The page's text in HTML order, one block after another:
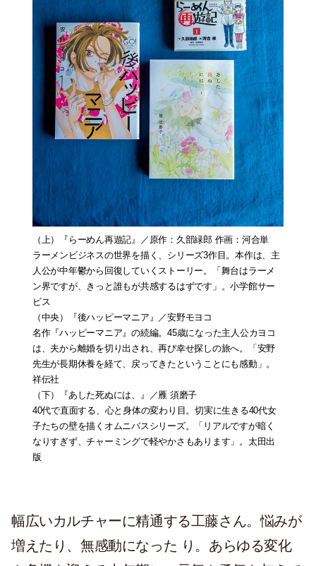
（上） 『らーめん再遊記』
／原作：久部緑郎 作画：河合単
ラーメンビジネスの世界を描く、シリーズ3作目。本作は、主
人公が中年鬱から回復していくストーリー。「舞台はラーメ
ン界ですが、きっと誰もが共感するはずです」。小学館サー
ビス
（中央）
『後ハッピーマニア』 ／安野モヨコ
名作『ハッピーマニア』の続編。45歳になった主人公カヨコ
は、夫から離婚を切り出され、再び幸せ探しの旅へ。「安野
先生が長期休養を経て、戻ってきたということにも感動」。
祥伝社
（下）
『あした死ぬには、』
／雁 須磨子
40代で直面する、心と身体の変わり目。切実に生きる40代女
子たちの壁を描くオムニバスシリーズ。「リアルですが暗く
なりすぎず、チャーミングで軽やかさもあります」。太田出
版
幅広いカルチャーに精通する工藤さん。悩みが
増えたり、無感動になった り。あらゆる変化